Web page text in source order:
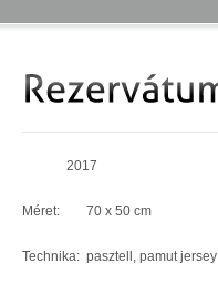
2017
Méret: 70 x 50 cm
Technika: pasztell, pamut jersey